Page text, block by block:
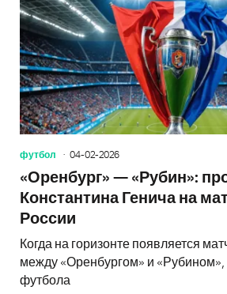
футбол 04-02-2026
«Оренбург» — «Рубин»:
Константина Генича на
России
Когда на горизонте появляется
между «Оренбургом» и «Рубином»,
футбола